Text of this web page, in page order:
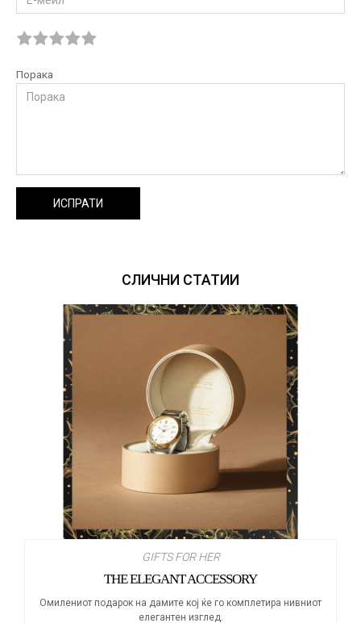
Порака
ИСПРАТИ
СЛИЧНИ СТАТИИ
GIFTS FOR HER
THE ELEGANT ACCESSORY
Омилениот подарок на дамите кој ќе го комплетира нивниот
елегантен изглед.